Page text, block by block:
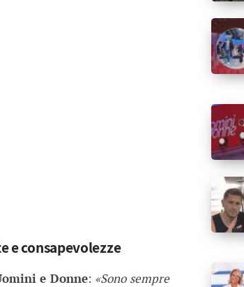
e consapevolezze
e Donne: «Sono sempre